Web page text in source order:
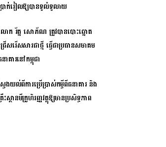
ាក់រៀលឱ្យបានទូលំទូលាយ
ក រ័ត្ន សោភ័ណ ត្រូវបានបោះឆ្នោត
ើសរើសសារជាថ្មី ធ្វើជាប្រធានសមាគម
ាគារនៅកម្ពុជា
ែងយល់ពីការប្រើប្រាស់កម្ចីពីធនាគារ និង
ះស្ថានមីក្រូហិរញ្ញវត្ថុឱ្យមានប្រសិទ្ធភាព